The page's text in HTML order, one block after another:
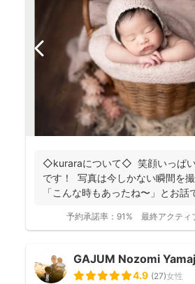
◇kuraraについて◇ 笑顔いっぱい
です！ 写真は今しかない瞬間を
「こんな時もあったね〜」とお話
予約承諾率： 91% 最終アクティ
GAJUM Nozomi
4.9 (27)女性